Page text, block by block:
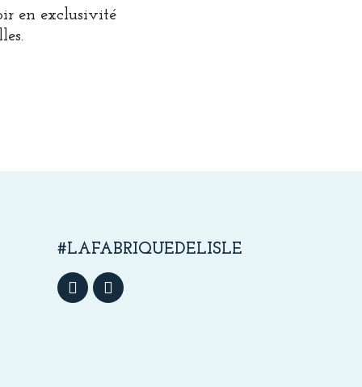
en exclusivité
#LAFABRIQUEDELISLE